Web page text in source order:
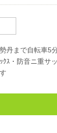
丹まで自転車5
ｸｽ・防音ニ重